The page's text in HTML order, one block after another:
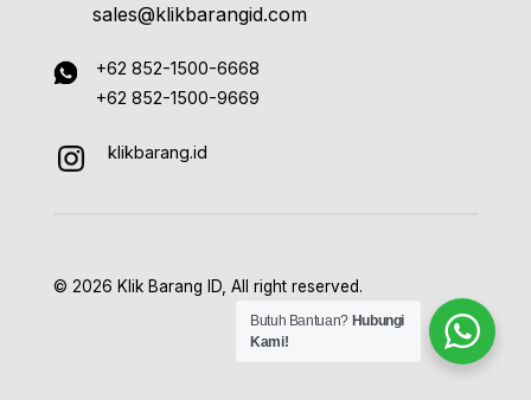
sales@klikbarangid.com
+62 852-1500-6668
+62 852-1500-9669
klikbarang.id
© 2026 Klik Barang ID, All right reserved.
Butuh Bantuan? Hubungi
Kami!